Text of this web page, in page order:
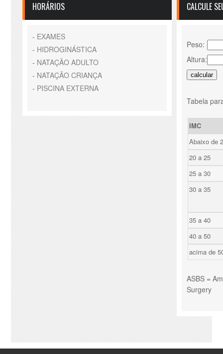
HORÁRIOS
- EXAMES
- HIDROGINÁSTICA
- NATAÇÃO ADULTO
- NATAÇÃO CRIANÇA
- PISCINA EXTERNA
CALCULE
Peso:
Altura:
Tabela
IMC
Abaixo de
20 a 25
25 a 30
30 a 35
35 a 40
40 a 50
acima de
ASBS =
Surgery